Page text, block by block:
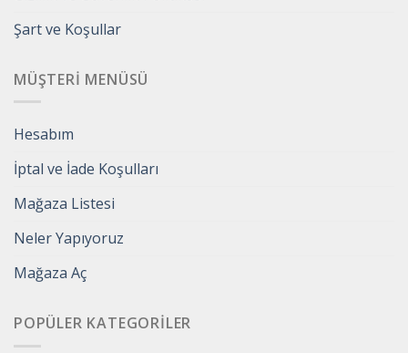
Şart ve Koşullar
MÜŞTERI MENÜSÜ
Hesabım
İptal ve İade Koşulları
Mağaza Listesi
Neler Yapıyoruz
Mağaza Aç
POPÜLER KATEGORILER